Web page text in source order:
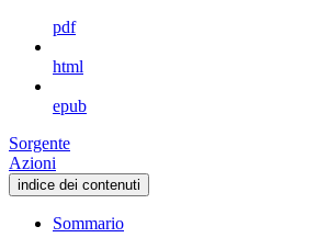
pdf
html
epub
Sorgente
Azioni
indice dei contenuti
Sommario